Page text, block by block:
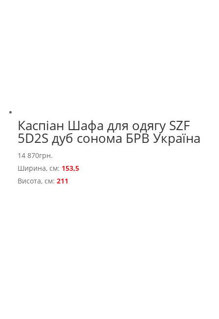
Каспіан Шафа для одягу SZF
5D2S дуб сонома БРВ Україна
14 870грн.
Ширина, см: 153,5
Висота, см:211